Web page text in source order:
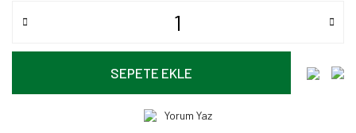
SEPETE EKLE
Yorum Yaz